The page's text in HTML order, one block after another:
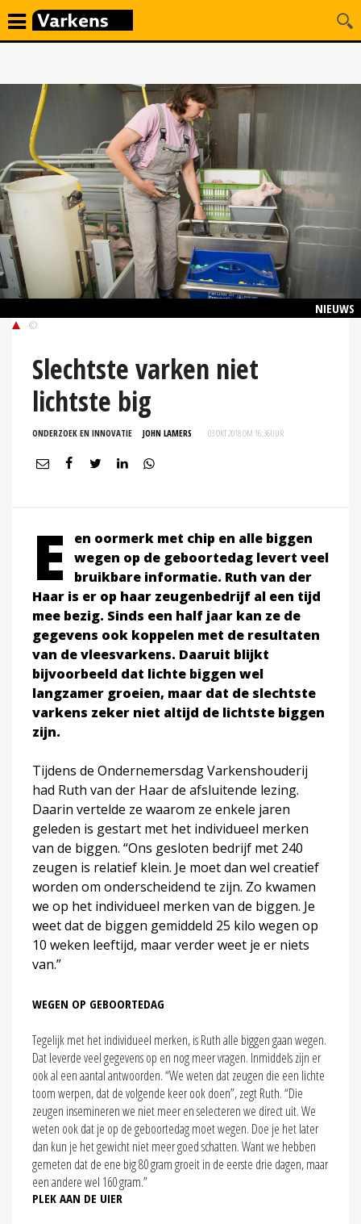
NIEUWS
©
Slechtste varken niet
lichtste big
ONDERZOEK EN INNOVATIE JOHN LAMERS 03 OKT 2018 OM 16:36UUR
E
en oormerk met chip en alle biggen
wegen op de geboortedag levert veel
bruikbare informatie. Ruth van der
Haar is er op haar zeugenbedrijf al een tijd
mee bezig. Sinds een half jaar kan ze de
gegevens ook koppelen met de resultaten
van de vleesvarkens. Daaruit blijkt
bijvoorbeeld dat lichte biggen wel
langzamer groeien, maar dat de slechtste
varkens zeker niet altijd de lichtste biggen
zijn.
Tijdens de Ondernemersdag Varkenshouderij
had Ruth van der Haar de afsluitende lezing.
Daarin vertelde ze waarom ze enkele jaren
geleden is gestart met het individueel merken
van de biggen. “Ons gesloten bedrijf met 240
zeugen is relatief klein. Je moet dan wel creatief
worden om onderscheidend te zijn. Zo kwamen
we op het individueel merken van de biggen. Je
weet dat de biggen gemiddeld 25 kilo wegen op
10 weken leeftijd, maar verder weet je er niets
van.”
WEGEN OP GEBOORTEDAG
Tegelijk met het individueel merken, is Ruth alle biggen gaan wegen.
Dat leverde veel gegevens op en nog meer vragen. Inmiddels zijn er
ook al een aantal antwoorden. “We weten dat zeugen die een lichte
toom werpen, dat de volgende keer ook doen”, zegt Ruth. “Die
zeugen insemineren we niet meer en selecteren we direct uit. We
weten ook dat je op de geboortedag moet wegen. Doe je het later
dan kun je het gewicht niet meer goed schatten. Want we hebben
gemeten dat de ene big 80 gram groeit in de eerste drie dagen, maar
een andere wel 160 gram.”
PLEK AAN DE UIER